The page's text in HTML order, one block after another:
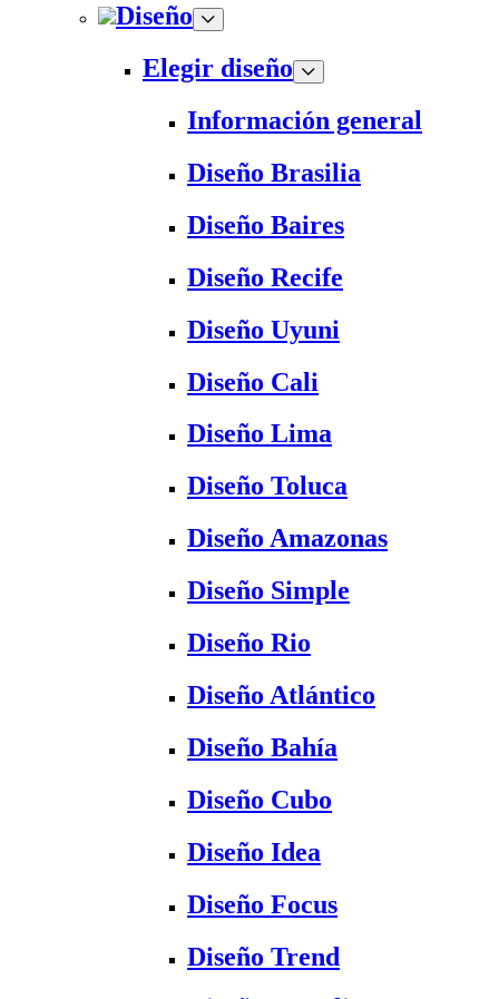
Diseño
Elegir diseño
Información general
Diseño Brasilia
Diseño Baires
Diseño Recife
Diseño Uyuni
Diseño Cali
Diseño Lima
Diseño Toluca
Diseño Amazonas
Diseño Simple
Diseño Rio
Diseño Atlántico
Diseño Bahía
Diseño Cubo
Diseño Idea
Diseño Focus
Diseño Trend